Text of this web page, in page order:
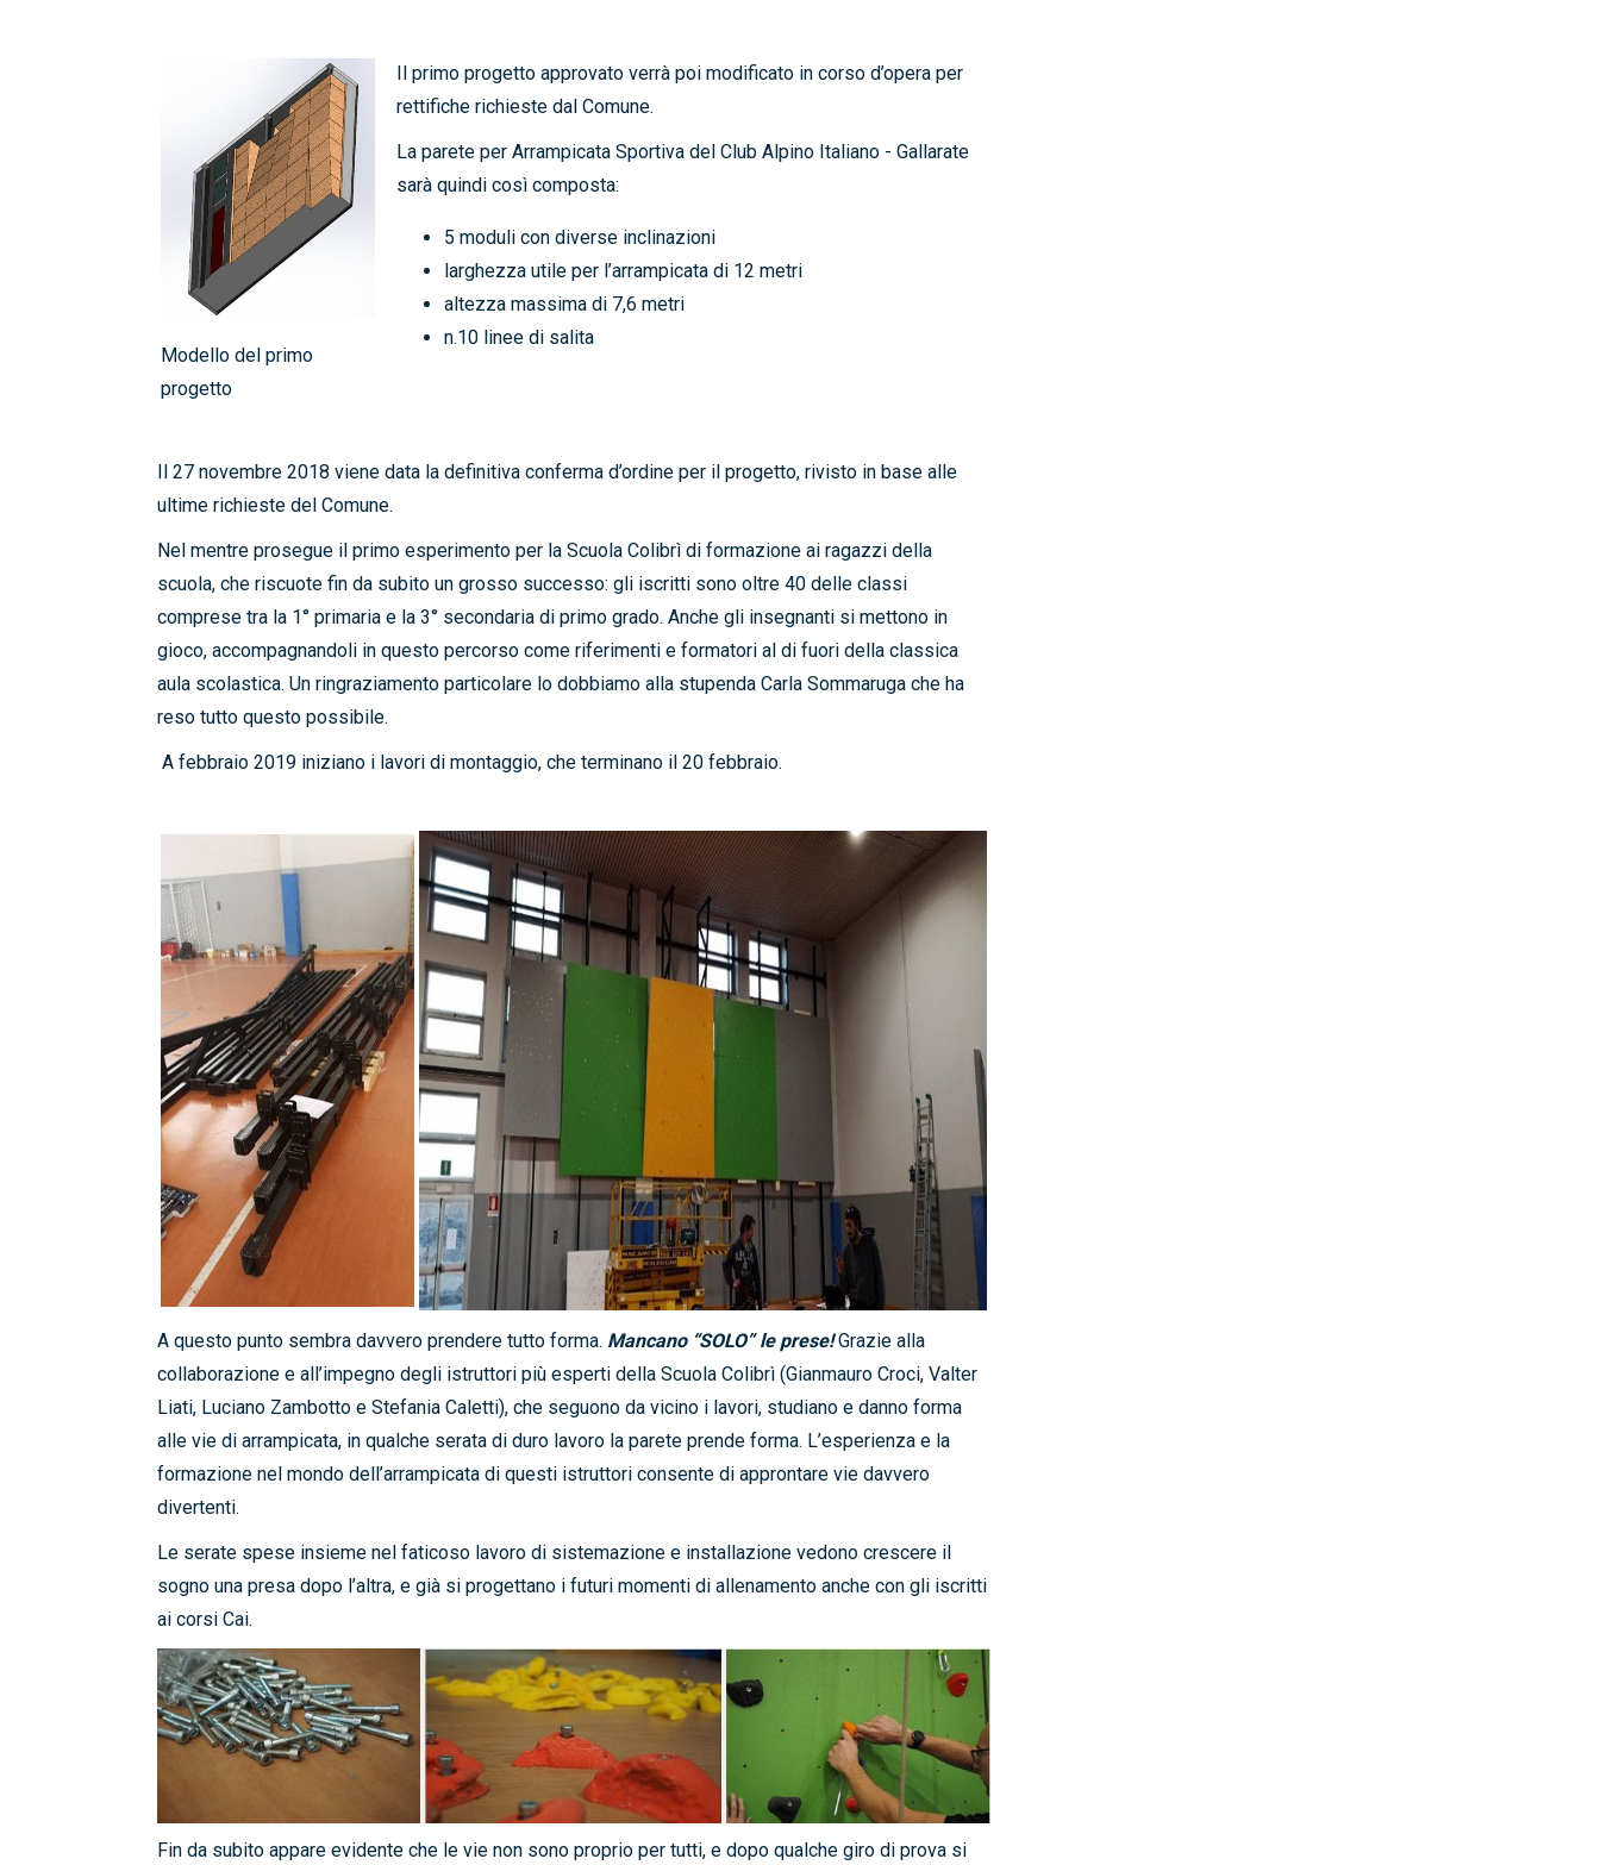
Modello del primo
progetto
Il primo progetto approvato verrà poi modificato in corso d’opera per
rettifiche richieste dal Comune.
La parete per Arrampicata Sportiva del Club Alpino Italiano - Gallarate
sarà quindi così composta:
5 moduli con diverse inclinazioni
larghezza utile per l’arrampicata di 12 metri
altezza massima di 7,6 metri
n.10 linee di salita
Il 27 novembre 2018 viene data la definitiva conferma d’ordine per il progetto, rivisto in base alle
ultime richieste del Comune.
Nel mentre prosegue il primo esperimento per la Scuola Colibrì di formazione ai ragazzi della
scuola, che riscuote fin da subito un grosso successo: gli iscritti sono oltre 40 delle classi
comprese tra la 1° primaria e la 3° secondaria di primo grado. Anche gli insegnanti si mettono in
gioco, accompagnandoli in questo percorso come riferimenti e formatori al di fuori della classica
aula scolastica. Un ringraziamento particolare lo dobbiamo alla stupenda Carla Sommaruga che ha
reso tutto questo possibile.
A febbraio 2019 iniziano i lavori di montaggio, che terminano il 20 febbraio.
A questo punto sembra davvero prendere tutto forma. Mancano “SOLO” le prese!Grazie alla
collaborazione e all’impegno degli istruttori più esperti della Scuola Colibrì (Gianmauro Croci, Valter
Liati, Luciano Zambotto e Stefania Caletti), che seguono da vicino i lavori, studiano e danno forma
alle vie di arrampicata, in qualche serata di duro lavoro la parete prende forma. L’esperienza e la
formazione nel mondo dell’arrampicata di questi istruttori consente di approntare vie davvero
divertenti.
Le serate spese insieme nel faticoso lavoro di sistemazione e installazione vedono crescere il
sogno una presa dopo l’altra, e già si progettano i futuri momenti di allenamento anche con gli iscritti
ai corsi Cai.
Fin da subito appare evidente che le vie non sono proprio per tutti, e dopo qualche giro di prova si